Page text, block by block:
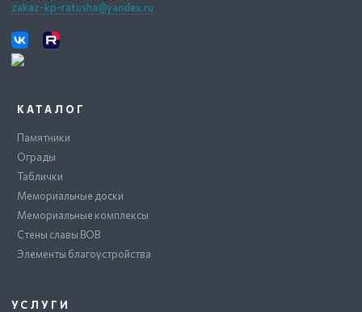
КАТАЛОГ
Памятники
Ограды
Таблички
Мемориальные доски
Мемориальные комплексы
Стены славы ВОВ
Элементы благоустройства
УСЛУГИ
zakaz-kp-ratusha@yandex.ru